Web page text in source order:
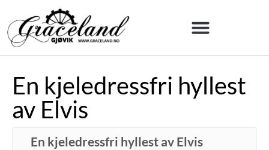
En kjeledressfri hyllest
av Elvis
En kjeledressfri hyllest av Elvis